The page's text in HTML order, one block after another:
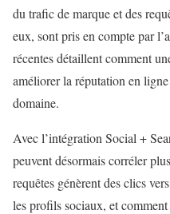
du trafic de marque et des
eux, sont pris en compte par
récentes détaillent comment
améliorer la réputation en
domaine.
Avec l’intégration Social +
peuvent désormais corréler
requêtes génèrent des clics
les profils sociaux, et